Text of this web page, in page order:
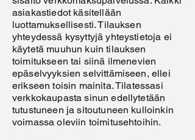
asiakastiedot käsitellään
luottamuksellisesti. Tilauksen
yhteydessä kysyttyjä yhteystietoja ei
käytetä muuhun kuin tilauksen
toimitukseen tai siinä ilmenevien
epäselvyyksien selvittämiseen, ellei
erikseen toisin mainita. Tilatessasi
verkkokaupasta sinun edellytetään
tutustuneen ja sitoutuneen kulloinkin
voimassa oleviin toimitusehtoihin.